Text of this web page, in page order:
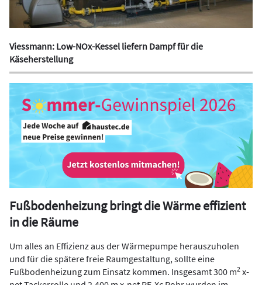
Viessmann: Low-NOx-Kessel liefern Dampf für die
Käseherstellung
Fußbodenheizung bringt die Wärme effizient
in die Räume
Um alles an Effizienz aus der Wärmepumpe herauszuholen
und für die spätere freie Raumgestaltung, sollte eine
Fußbodenheizung zum Einsatz kommen. Insgesamt 300 m2 x-